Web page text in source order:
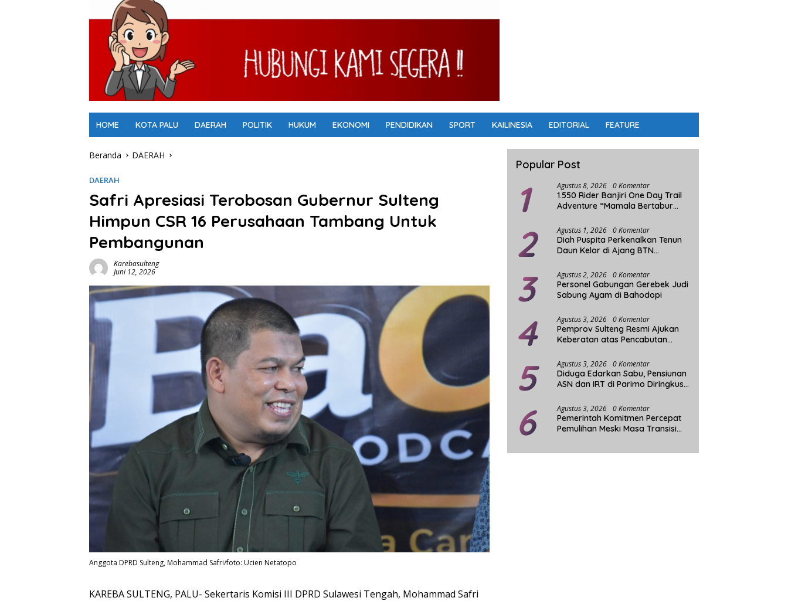
HOME KOTA PALU DAERAH POLITIK HUKUM EKONOMI PENDIDIKAN SPORT KAILINESIA EDITORIAL FEATURE
Beranda DAERAH
DAERAH
Safri Apresiasi Terobosan Gubernur Sulteng
Himpun CSR 16 Perusahaan Tambang Untuk
Pembangunan
Karebasulteng
Juni 12, 2026
Anggota DPRD Sulteng, Mohammad Safri/foto: Ucien Netatopo
KAREBA SULTENG, PALU- Sekertaris Komisi III DPRD Sulawesi Tengah, Mohammad Safri
Popular Post
1 Agustus 8, 2026 0 Komentar
1.550 Rider Banjiri One Day Trail
Adventure “Mamala Bertabur
2 Agustus 1, 2026 0 Komentar
Diah Puspita Perkenalkan Tenun
Daun Kelor di Ajang BTN
3 Agustus 2, 2026 0 Komentar
Personel Gabungan Gerebek Judi
Sabung Ayam di Bahodopi
4 Agustus 3, 2026 0 Komentar
Pemprov Sulteng Resmi Ajukan
Keberatan atas Pencabutan
5 Agustus 3, 2026 0 Komentar
Diduga Edarkan Sabu, Pensiunan
ASN dan IRT di Parimo Diringkus
6 Agustus 3, 2026 0 Komentar
Pemerintah Komitmen Percepat
Pemulihan Meski Masa Transisi